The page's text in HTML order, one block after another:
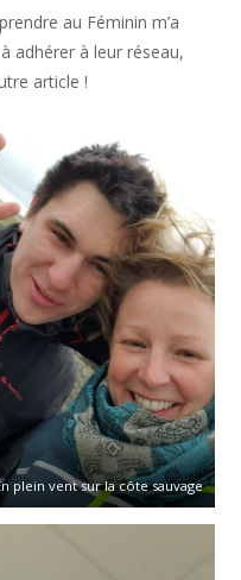
au Féminin m’a
adhérer à leur réseau,
article !
plein vent sur la côte sauvage